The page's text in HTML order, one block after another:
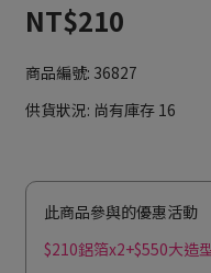
NT$210
商品編號: 36827
供貨狀況: 尚有庫存 16
此商品參與的優惠活動
$210鋁箔x2+$550大造